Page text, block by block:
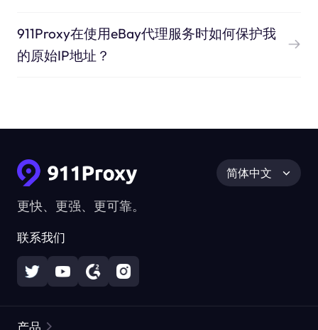
911Proxy在使用eBay代理服务时如何保护我
的原始IP地址？
更快、更强、更可靠。
联系我们
简体中文
产品